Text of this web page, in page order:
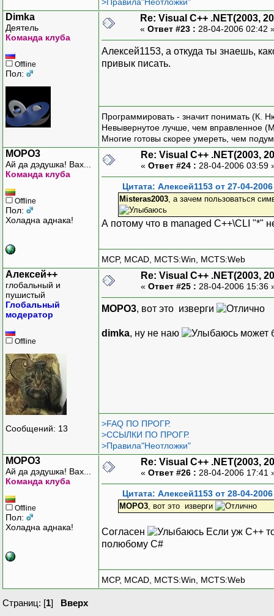
>Правила"Неотложки"
Dimka
Деятель
Команда клуба
Offline
Пол:
Re: Visual C++ .NET(2003,
« Ответ #23 : 28-04-2006 02:42
Алексей1153, а откуда ты знаешь,
привык писать.
Программировать - значит понимать (К.
Невывернутое лучше, чем вправленное
Многие готовы скорее умереть, чем
MOPO3
Ай да дэдушка! Вах...
Команда клуба
Offline
Пол:
Холадна аднака!
Re: Visual C++ .NET(2003,
« Ответ #24 : 28-04-2006 03:59
Цитата: Алексей1153 от 27-04-
Misteras2003, а зачем пользоваться
А потому что в managed C++\CLI "*"
MCP, MCAD, MCTS:Win, MCTS:Web
Алексей++
глобальный и
пушистый
Глобальный
модератор
Offline
Сообщений: 13
Re: Visual C++ .NET(2003,
« Ответ #25 : 28-04-2006 15:36
MOPO3, вот это изверги
dimka, ну не наю может
>FAQ ПО ПРОГР.
>ССЫЛКИ ПО ПРОГР.
>Правила"Неотложки"
MOPO3
Ай да дэдушка! Вах...
Команда клуба
Offline
Пол:
Холадна аднака!
Re: Visual C++ .NET(2003,
« Ответ #26 : 28-04-2006 17:41
Цитата: Алексей1153 от 28-04-
MOPO3, вот это изверги
Согласен
Если уж С++
полюбому С#
MCP, MCAD, MCTS:Win, MCTS:Web
Страниц: [1] Вверх